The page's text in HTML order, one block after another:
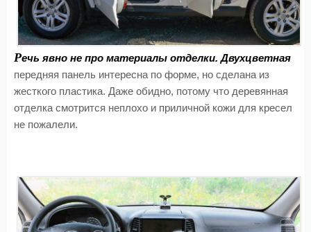
Речь явно не про материалы отделки. Двухцветная
передняя панель интересна по форме, но сделана из
жесткого пластика. Даже обидно, потому что деревянная
отделка смотрится неплохо и приличной кожи для кресел
не пожалели.